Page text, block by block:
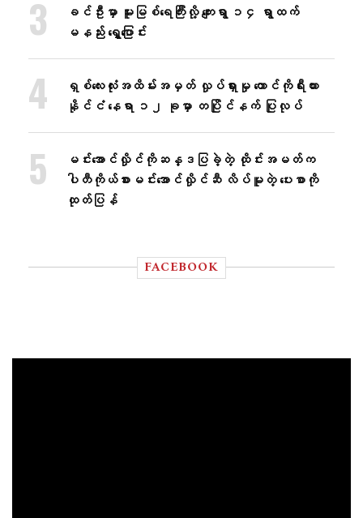
ခင်ဦးမှာ မူးမြစ်ရေကြီးလို့ ကျေးရွာ ၁၄ ရွာထက်
မနည်း ရွှေ့ပြောင်း
ရှစ်လေးလုံးအထိမ်းအမှတ် လှုပ်ရှားမှု တောင်ကိုရီးယား
နိုင်ငံ နေရာ ၁၂ ခုမှာ တပြိုင်နက် ပြုလုပ်
မင်းအောင်လှိုင်ကိုဆန္ဒပြခဲ့တဲ့ ထိုင်းအမတ်က
ပါတီကိုယ်စားမင်းအောင်လှိုင်ဆီ လိပ်မူတဲ့ ပေးစာကို
ထုတ်ပြန်
FACEBOOK